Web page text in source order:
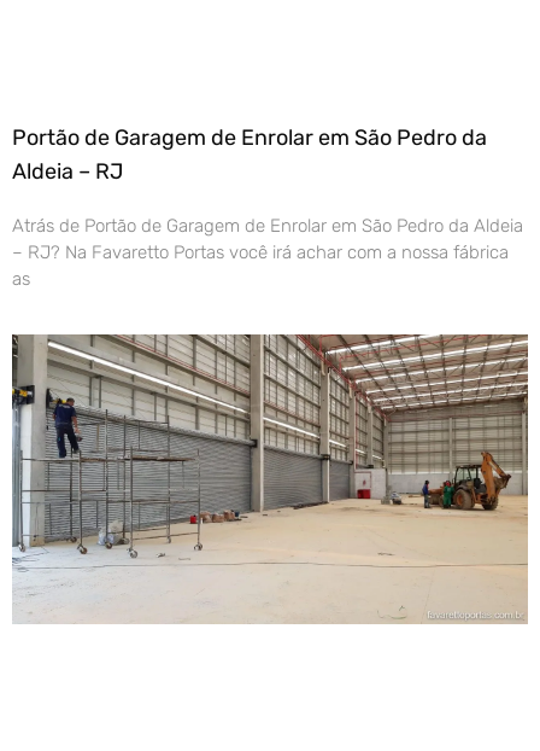
Portão de Garagem de Enrolar em São Pedro da
Aldeia – RJ
Atrás de Portão de Garagem de Enrolar em São Pedro da Aldeia
– RJ? Na Favaretto Portas você irá achar com a nossa fábrica
as